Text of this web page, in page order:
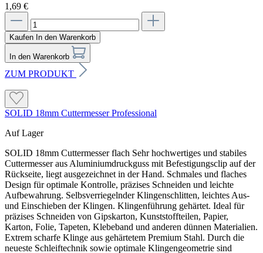
Hinweise und Informationen zur Anwendung, der Lagerung, dem Transport
und der Entsorgung unserer Artikel beachte bitte das technische Datenblatt.
Verbrauchswerte sind Richtwerte. Mengenrechner dient zur unverbindlichen
Orientierung. Alle Empfehlungen dienen zur Unterstützung. Sie entbinden nicht davon, die
Produkte grundsätzlich auf Eignung in eigener Verantwortung zu prüfen.
1,69 €
Kaufen In den Warenkorb
In den Warenkorb
ZUM PRODUKT
SOLID 18mm Cuttermesser Professional
Auf Lager
SOLID 18mm Cuttermesser flach Sehr hochwertiges und stabiles
Cuttermesser aus Aluminiumdruckguss mit Befestigungsclip auf der
Rückseite, liegt ausgezeichnet in der Hand. Schmales und flaches
Design für optimale Kontrolle, präzises Schneiden und leichte
Aufbewahrung. Selbsverriegelnder Klingenschlitten, leichtes Aus-
und Einschieben der Klingen. Klingenführung gehärtet. Ideal für
präzises Schneiden von Gipskarton, Kunststoffteilen, Papier,
Karton, Folie, Tapeten, Klebeband und anderen dünnen Materialien.
Extrem scharfe Klinge aus gehärtetem Premium Stahl. Durch die
neueste Schleiftechnik sowie optimale Klingengeometrie sind